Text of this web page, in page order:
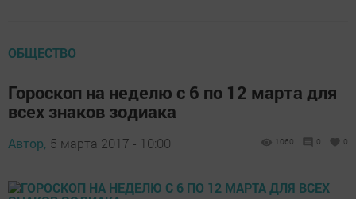
ОБЩЕСТВО
Гороскоп на неделю с 6 по 12 марта для
всех знаков зодиака
Автор, 5 марта 2017 - 10:00 1060 0 0